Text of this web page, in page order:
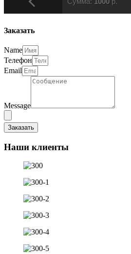
Заказать
Name
Телефон
Email
Message
Заказать
Наши клиенты